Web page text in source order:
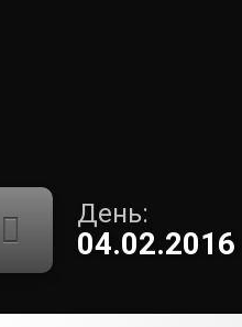
День:
04.02.2016